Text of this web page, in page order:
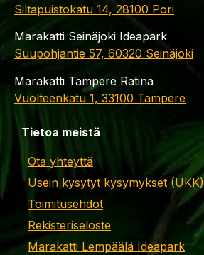
Siltapuistokatu 14, 28100 Pori
Marakatti Seinäjoki Ideapark
Suupohjantie 57, 60320 Seinäjoki
Marakatti Tampere Ratina
Vuolteenkatu 1, 33100 Tampere
Tietoa meistä
Ota yhteyttä
Usein kysytyt kysymykset (UKK)
Toimitusehdot
Rekisteriseloste
Marakatti Lempäälä Ideapark